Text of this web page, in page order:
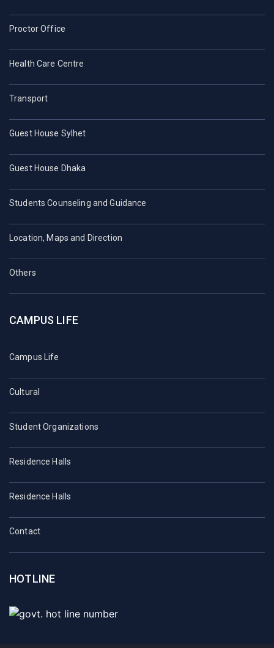
Proctor Office
Health Care Centre
Transport
Guest House Sylhet
Guest House Dhaka
Students Counseling and Guidance
Location, Maps and Direction
Others
CAMPUS LIFE
Campus Life
Cultural
Student Organizations
Residence Halls
Residence Halls
Contact
HOTLINE